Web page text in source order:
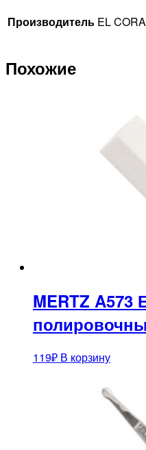
Производитель EL
Похожие
MERTZ A573
119₽ В корзину